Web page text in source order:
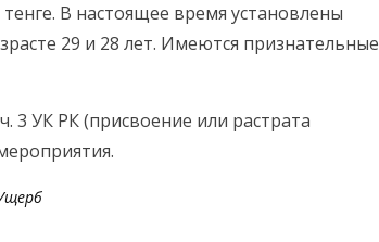
В настоящее время установлены
29 и 28 лет. Имеются признательные
3 УК РК (присвоение или растрата